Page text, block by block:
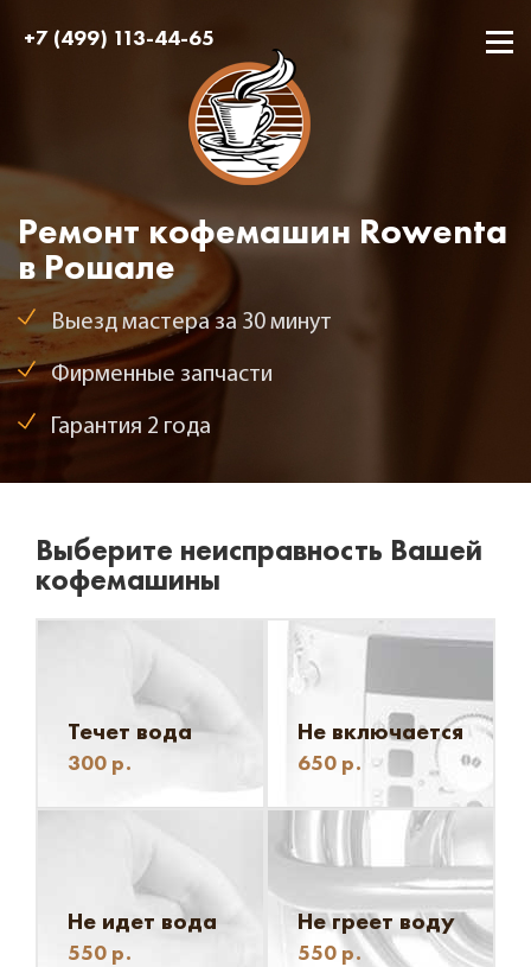
+7 (499) 113-44-65
Ремонт кофемашин Rowenta
в Рошале
Выезд мастера за 30 минут
Фирменные запчасти
Гарантия 2 года
Выберите неисправность Вашей
кофемашины
Течет вода
300 р.
Не включается
650 р.
Не идет вода
550 р.
Не греет воду
550 р.